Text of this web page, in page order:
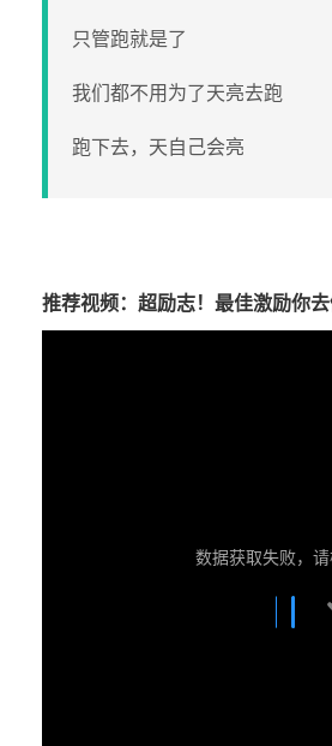
只管跑就是了
我们都不用为了天亮去跑
跑下去，天自己会亮
推荐视频：超励志！最佳激励你
数据获取失败，